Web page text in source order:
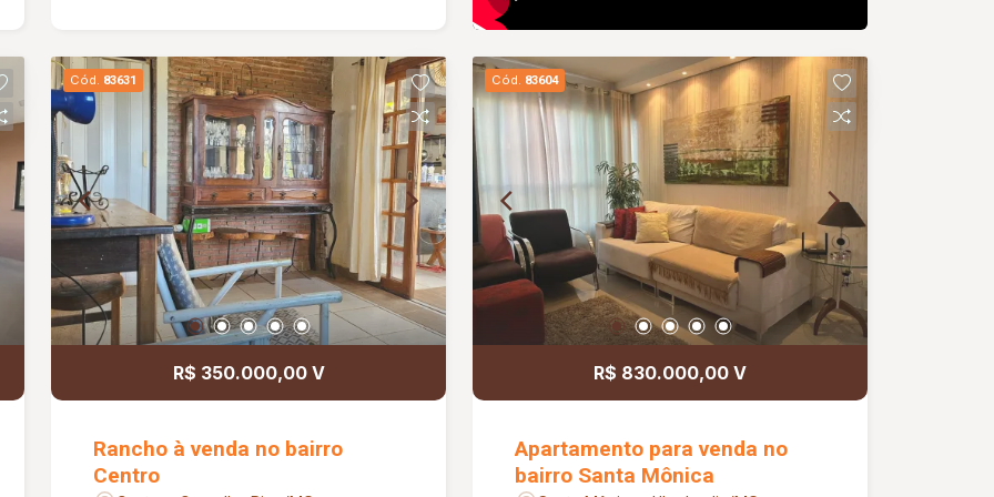
porcelanato; Bancadas em granito;
Ambientes integrados e bem
distribuídos; Excelente aproveitamento
dos espaços; Excelente opção para
quem busca conforto, praticidade e
qualidade de vida.
Cód. 83631
R$ 350.000,00 V
Rancho à venda no bairro
Centro
Cód. 83604
R$ 830.000,00 V
Apartamento para venda no
bairro Santa Mônica